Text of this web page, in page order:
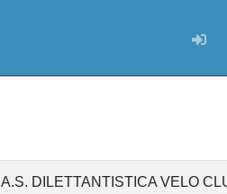
A.S. DILETTANTISTICA VELO